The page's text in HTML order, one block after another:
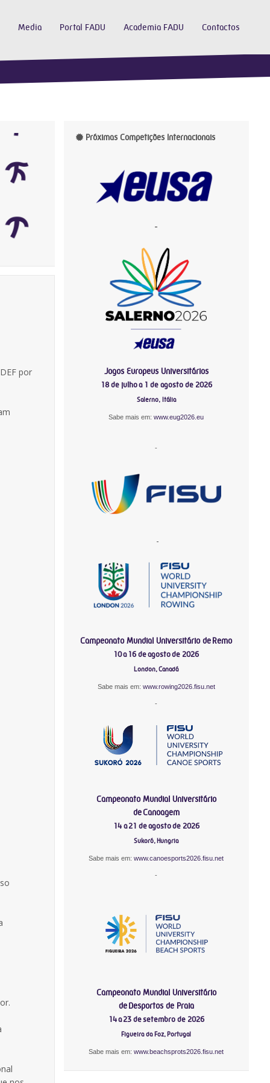
Media Portal FADU Academia FADU Contactos
por
Próximas Competições Internacionais
-
Jogos Europeus Universitários
18 de julho a 1 de agosto de 2026
Salerno, Itália
Sabe mais em:www.eug2026.eu
-
-
Campeonato Mundial Universitário de Remo
10 a 16 de agosto de 2026
London, Canadá
Sabe mais em: www.rowing2026.fisu.net
-
Campeonato Mundial Universitário
de Canoagem
14 a 21 de agosto de 2026
Sukoró, Hungria
Sabe mais em:www.canoesports2026.fisu.net
-
Campeonato Mundial Universitário
de Desportos de Praia
14 a 23 de setembro de 2026
Figueira da Foz, Portugal
Sabe mais em:www.beachsprots2026.fisu.net